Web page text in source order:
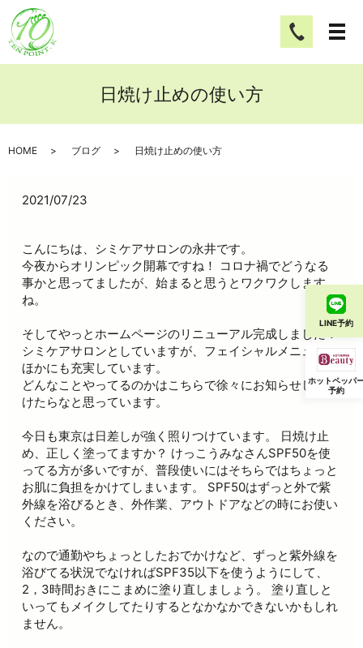
LINE予約
ホットペッパ
予約
日焼け止めの使い方
HOME ブログ 日焼け止めの使い方
2021/07/23
こんにちは、シミケアサロンの永井です。
今夜からオリンピック開幕ですね！ コロナ禍でどうなる
事かと思ってましたが、始まると思うとワクワクします
ね。
そしてやっとホームページのリニューアル完成しました！
シミケアサロンとしていますが、フェイシャルメニューは
ほかにも充実しています。
どんなことやってるのかはこちらで徐々にお知らせしてい
けたらなと思っています。
今日も東京は日差しが強く照りつけています。 日焼け止
め、正しく塗ってますか？ けっこうみなさんSPF50を使
ってる方が多いですが、普段使いにはそちらではちょっと
お肌に負担をかけてしまいます。 SPF50はずっと外で紫
外線を浴びるとき、外作業、アウトドアなどの時にお使い
ください。
なので通勤やちょっとしたおでかけなど、ずっと紫外線を
浴びてる状況でなければSPF35以下を使うようにして、
2，3時間おきにこまめに塗り直しましょう。 塗り直しと
いってもメイクしてたりするとなかなかできないかもしれ
ません。